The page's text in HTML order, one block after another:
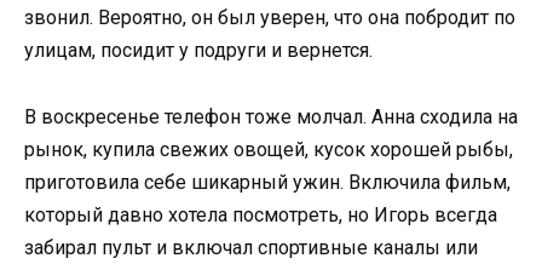
звонил. Вероятно, он был уверен, что она побродит по
улицам, посидит у подруги и вернется.
В воскресенье телефон тоже молчал. Анна сходила на
рынок, купила свежих овощей, кусок хорошей рыбы,
приготовила себе шикарный ужин. Включила фильм,
который давно хотела посмотреть, но Игорь всегда
забирал пульт и включал спортивные каналы или